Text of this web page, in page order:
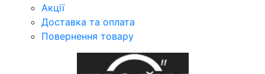
Акції
Доставка та оплата
Повернення товару